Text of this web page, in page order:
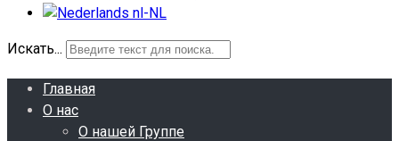
Искать...
Главная
О нас
О нашей Группе